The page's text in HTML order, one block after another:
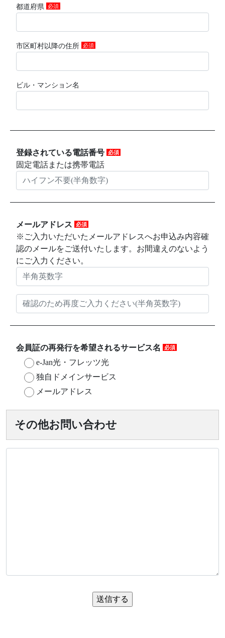
都道府県 必須
市区町村以降の住所 必須
ビル・マンション名
登録されている電話番号 必須
固定電話または携帯電話
メールアドレス 必須
※ご入力いただいたメールアドレスへお申込み内容確
認のメールをご送付いたします。お間違えのないよう
にご入力ください。
会員証の再発行を希望されるサービス名 必須
e-Jan光・フレッツ光
独自ドメインサービス
メールアドレス
その他お問い合わせ